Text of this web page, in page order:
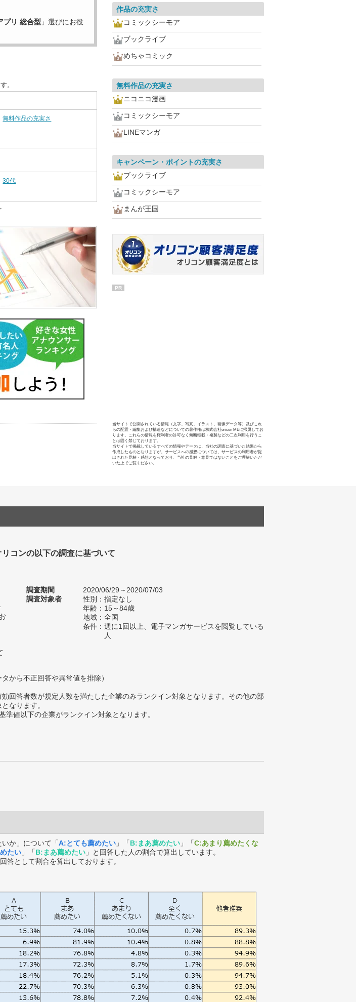
プリ 総合型 」選びにお役
。
無料作品の充実さ
30代
作品の充実さ
コミックシーモア
ブックライブ
めちゃコミック
無料作品の充実さ
ニコニコ漫画
コミックシーモア
LINEマンガ
キャンペーン・ポイントの充実さ
ブックライブ
コミックシーモア
まんが王国
PR
当サイトで公開されている情報（文字、写真、イラスト、画像データ等）及びこれ
らの配置・編集および構造などについての著作権は株式会社oricon MEに帰属してお
ります。これらの情報を権利者の許可なく無断転載・複製などの二次利用を行うこ
とは固く禁じております。
当サイトで掲載しているすべての情報やデータは、当社の調査に基づいた結果から
作成したものとなりますが、サービスへの感想については、サービスの利用者が提
出された見解・感想となっており、当社の見解・意見ではないことをご理解いただ
いた上でご覧ください。
コンの以下の調査に基づいて
調査期間
2020/06/29～2020/07/03
調査対象者
性別：指定なし
年齢：15～84歳
地域：全国
条件：週に1回以上、電子マンガサービスを閲覧している
人
から不正回答や異常値を排除）
回答者数が規定人数を満たした企業のみランクイン対象となります。その他の部
なります。
値以下の企業がランクイン対象となります。
か」について「A:とても薦めたい 」「B:まあ薦めたい 」「C:あまり薦めたくな
たい 」「B:まあ薦めたい 」と回答した人の割合で算出しています。
として割合を算出しております。